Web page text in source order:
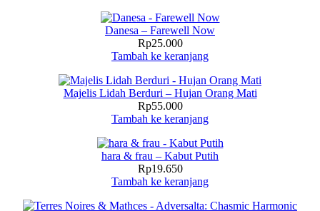
Danesa – Farewell Now
Rp25.000
Tambah ke keranjang
Majelis Lidah Berduri – Hujan Orang Mati
Rp55.000
Tambah ke keranjang
hara & frau – Kabut Putih
Rp19.650
Tambah ke keranjang